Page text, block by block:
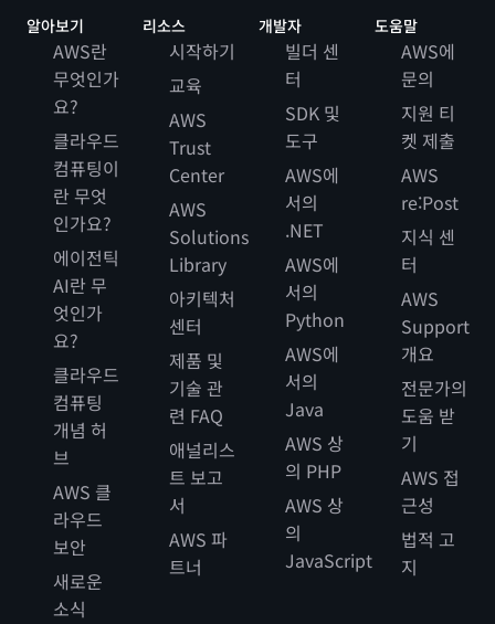
알아보기
AWS란
무엇인가
요?
클라우드
컴퓨팅이
란 무엇
인가요?
에이전틱
AI란 무
엇인가
요?
클라우드
컴퓨팅
개념 허
브
AWS 클
라우드
보안
새로운
소식
리소스
시작하기
교육
AWS
Trust
Center
AWS
Solutions
Library
아키텍처
센터
제품 및
기술 관
련 FAQ
애널리스
트 보고
서
AWS 파
트너
개발자
빌더 센
터
SDK 및
도구
AWS에
서의
.NET
AWS에
서의
Python
AWS에
서의
Java
AWS 상
의 PHP
AWS 상
의
JavaScript
도움말
AWS에
문의
지원 티
켓 제출
AWS
re:Post
지식 센
터
AWS
Support
개요
전문가의
도움 받
기
AWS 접
근성
법적 고
지